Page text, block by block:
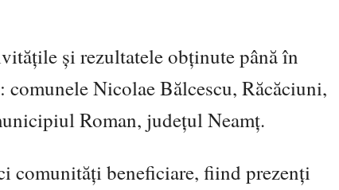
și rezultatele obținute până în
Nicolae Bălcescu, Răcăciuni,
Roman, județul Neamț.
comunități beneficiare, fiind prezenți